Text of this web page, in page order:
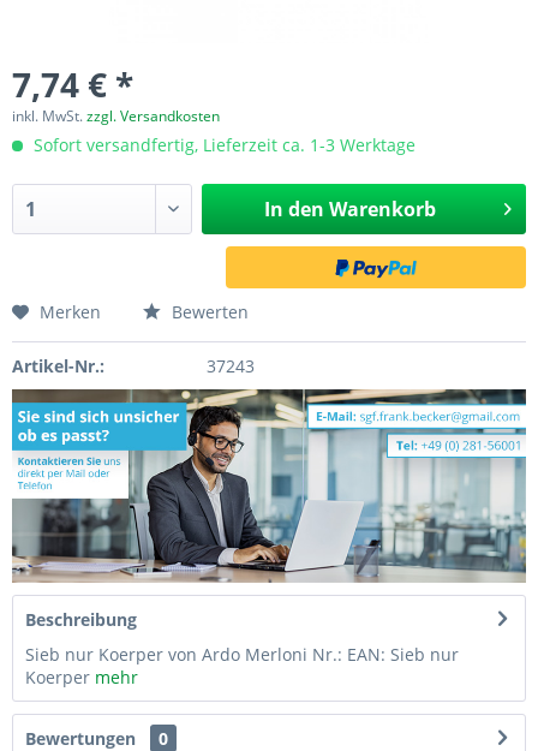
7,74 € *
inkl. MwSt.zzgl. Versandkosten
Sofort versandfertig, Lieferzeit ca. 1-3 Werktage
In den Warenkorb
Merken Bewerten
Artikel-Nr.: 37243
Beschreibung
Sieb nur Koerper von Ardo Merloni Nr.: EAN: Sieb nur
Koerper mehr
Bewertungen
0